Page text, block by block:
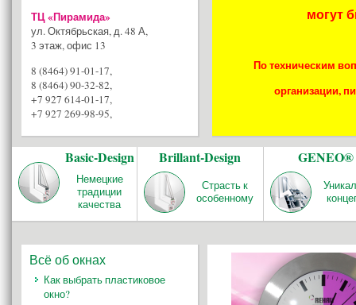
ТЦ «Пирамида»
ул. Октябрьская, д. 48 А,
3 этаж, офис 13
8 (8464) 91-01-17,
8 (8464) 90-32-82,
+7 927 614-01-17,
+7 927 269-98-95,
могут
По техническим
организации,
Basic-Design
Немецкие
традиции
качества
Brillant-Design
Страсть к
особенному
GENEO®
Всё об окнах
Как выбрать пластиковое
окно?